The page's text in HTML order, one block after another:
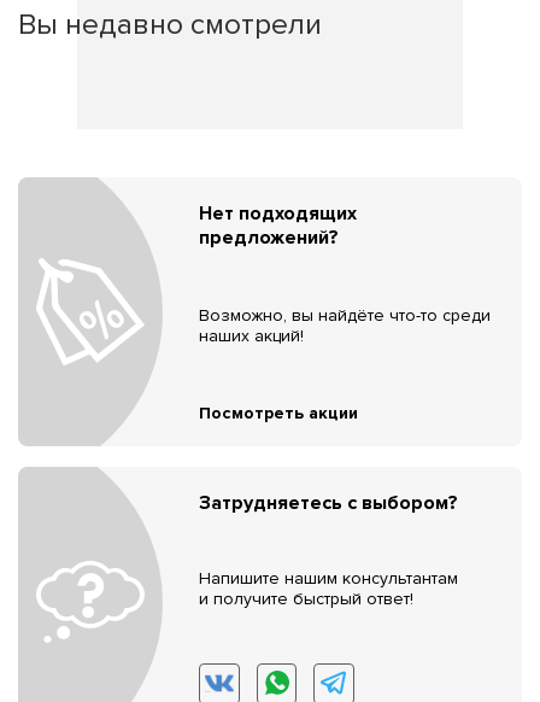
Вы недавно смотрели
Нет подходящих
предложений?
Возможно, вы найдёте что-то среди
наших акций!
Посмотреть акции
Затрудняетесь с выбором?
Напишите нашим консультантам
и получите быстрый ответ!